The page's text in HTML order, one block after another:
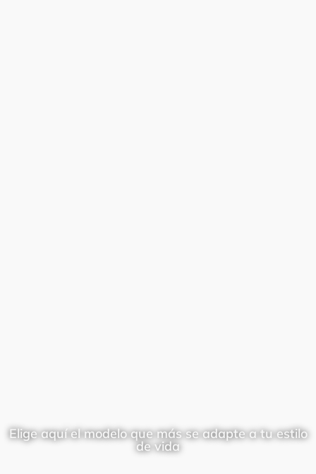
Elige aquí el modelo que más se adapte a tu estilo
de vida